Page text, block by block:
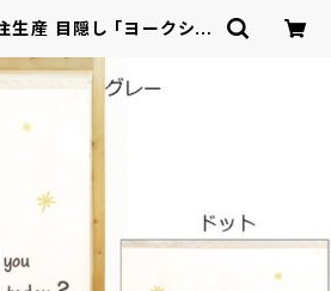
生産 目隠し 「ヨークシャ
インテリア ファブリック・
ンテ！オンライン - 総合